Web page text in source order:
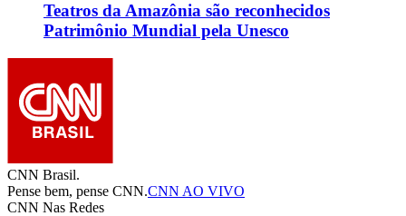
Teatros da Amazônia são reconhecidos
Patrimônio Mundial pela Unesco
CNN Brasil.
Pense bem, pense CNN.CNN AO VIVO
CNN Nas Redes